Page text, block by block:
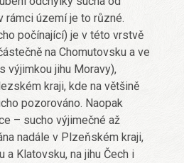
rámci území je to různé.
počínající) je v této vrstvě
na Chomutovsku a ve
výjimkou jihu Moravy),
kraji, kde na většině
pozorováno. Naopak
– sucho výjimečné až
nadále v Plzeňském kraji,
a Klatovsku, na jihu Čech i